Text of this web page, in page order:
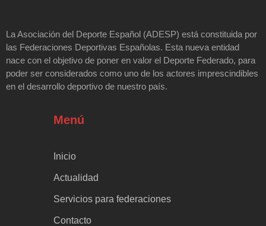
La Asociación del Deporte Español (ADESP) está constituida por
las Federaciones Deportivas Españolas. Esta nueva entidad
nace con el objetivo de poner en valor el Deporte Federado, para
poder ser considerados como uno de los actores imprescindibles
en el desarrollo deportivo de nuestro país.
Menú
Inicio
Actualidad
Servicios para federaciones
Contacto